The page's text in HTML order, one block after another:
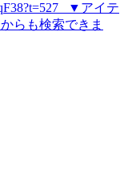
▼アイテ
らも検索できま